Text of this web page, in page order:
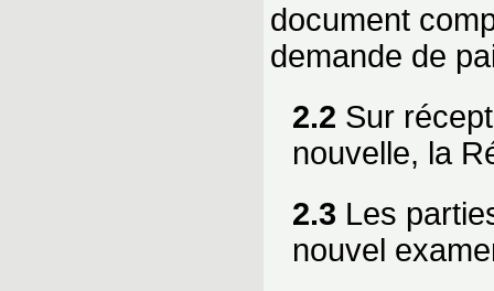
document
demande de
2.2 Sur
nouvelle, la
2.3 Les
nouvel